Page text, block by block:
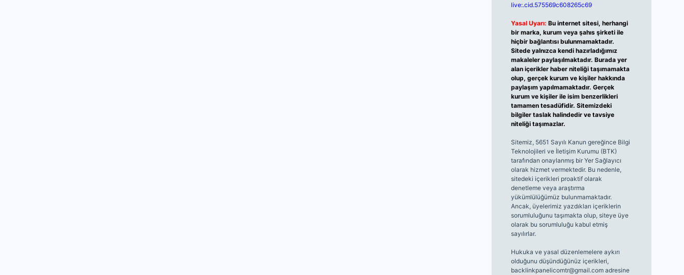
live:.cid.575569c608265c69
Yasal Uyarı: Bu internet sitesi, herhangi
bir marka, kurum veya şahıs şirketi ile
hiçbir bağlantısı bulunmamaktadır.
Sitede yalnızca kendi hazırladığımız
makaleler paylaşılmaktadır. Burada yer
alan içerikler haber niteliği taşımamakta
olup, gerçek kurum ve kişiler hakkında
paylaşım yapılmamaktadır. Gerçek
kurum ve kişiler ile isim benzerlikleri
tamamen tesadüfidir. Sitemizdeki
bilgiler taslak halindedir ve tavsiye
niteliği taşımazlar.
Sitemiz, 5651 Sayılı Kanun gereğince Bilgi
Teknolojileri ve İletişim Kurumu (BTK)
tarafından onaylanmış bir Yer Sağlayıcı
olarak hizmet vermektedir. Bu nedenle,
sitedeki içerikleri proaktif olarak
denetleme veya araştırma
yükümlülüğümüz bulunmamaktadır.
Ancak, üyelerimiz yazdıkları içeriklerin
sorumluluğunu taşımakta olup, siteye üye
olarak bu sorumluluğu kabul etmiş
sayılırlar.
Hukuka ve yasal düzenlemelere aykırı
olduğunu düşündüğünüz içerikleri,
backlinkpanelicomtr@gmail.comadresine